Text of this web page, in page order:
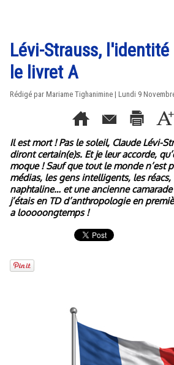
Lévi-Strauss,
le livret A
Rédigé par Mariame Tighanimine | Lundi 9
Il est mort ! Pas le soleil, Claude Lévi-
diront certain(e)s. Et je leur accorde,
moque ! Sauf que tout le monde n’est
médias, les gens intelligents, les
naphtaline… et une ancienne
j’étais en TD d’anthropologie en
a looooongtemps !